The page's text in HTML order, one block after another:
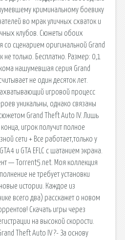
криминальному боевику
во мрак уличных схваток и
клубов. Сюжеты обоих
со сценарием оригинальной Grand
не только. Бесплатно. Размер: 0,1
нашумевшая серия Grand
не один десяток лет.
игровой процесс
уникальны, однако связаны
сюжетом Grand Theft Auto IV. Лишь
игрок получит полное
сети + Все работает,только у
и GTA EFLC с шатанием экрана.
— Torrent5.net. Моя коллекция
не требует установки
истории. Каждое из
всего два) расскажет о новом
Скачать игры через
на высокой скорости.
Theft Auto IV ?- За основу